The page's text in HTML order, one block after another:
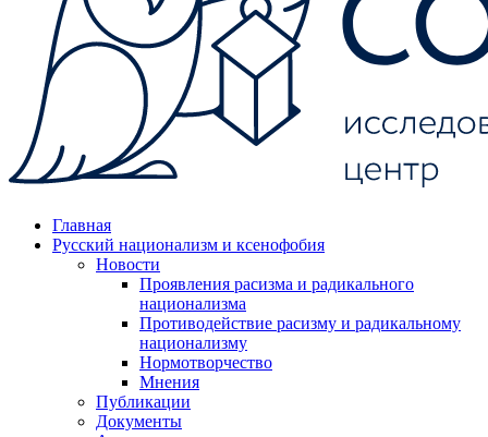
Главная
Русский национализм и ксенофобия
Новости
Проявления расизма и радикального
национализма
Противодействие расизму и радикальному
национализму
Нормотворчество
Мнения
Публикации
Документы